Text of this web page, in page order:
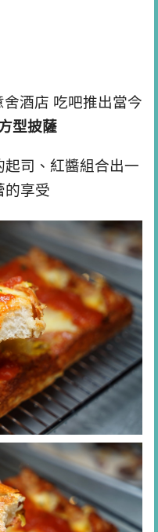
舍酒店 吃吧推出當今
型披薩
起司、紅醬組合出一
的享受